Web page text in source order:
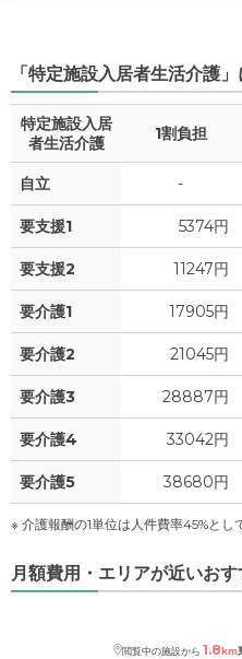
月額費用 ?
家賃
食費 ?
水道・光熱費
上乗せ介護費 ?
その他
介護保険料
「特定施設入居者生活介護
特定施設入居
者生活介護
1割負担
自立 -
要支援1 5374円
要支援2 11247円
要介護1 17905円
要介護2 21045円
要介護3 28887円
要介護4 33042円
要介護5 38680円
※ 介護報酬の1単位は人件費率45%とし
月額費用・エリアが近いお
閲覧中の施設から 1.8km